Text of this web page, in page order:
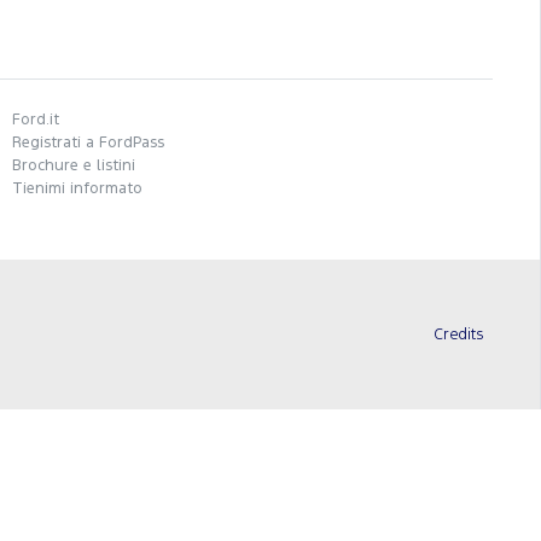
Ford.it
Registrati a FordPass
Brochure e listini
Tienimi informato
Credits